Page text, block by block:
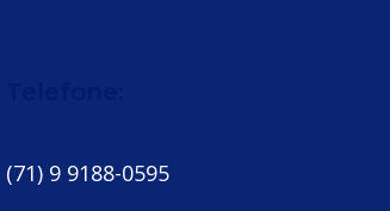
(71) 9 9188-0595